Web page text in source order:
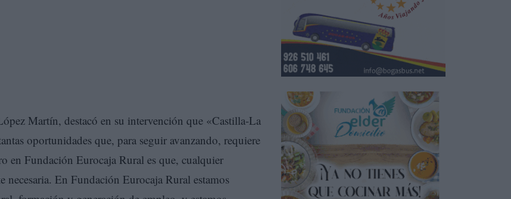
Martín, destacó en su intervención que «Castilla-La
oportunidades que, para seguir avanzando, requiere
en Fundación Eurocaja Rural es que, cualquier
necesaria. En Fundación Eurocaja Rural estamos